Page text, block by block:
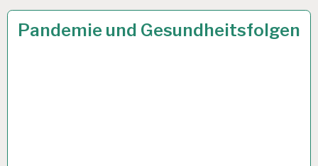
50PLUS…
Pandemie und Gesundheitsfolgen
23 SEP. 2021